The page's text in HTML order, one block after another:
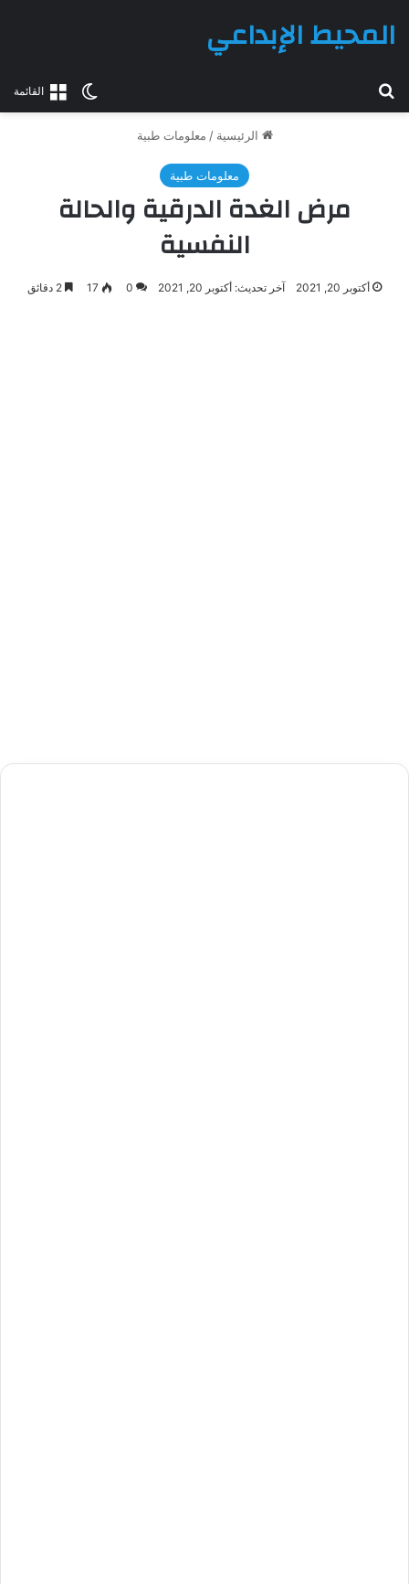
القائمةالوضع
المحيط الإبداعي
الرئيسية / معلومات طبية
معلومات طبية
مرض الغدة الدرقية والحالة
النفسية
أكتوبر 20, 2021 آخر تحديث: أكتوبر 20, 2021 0
17